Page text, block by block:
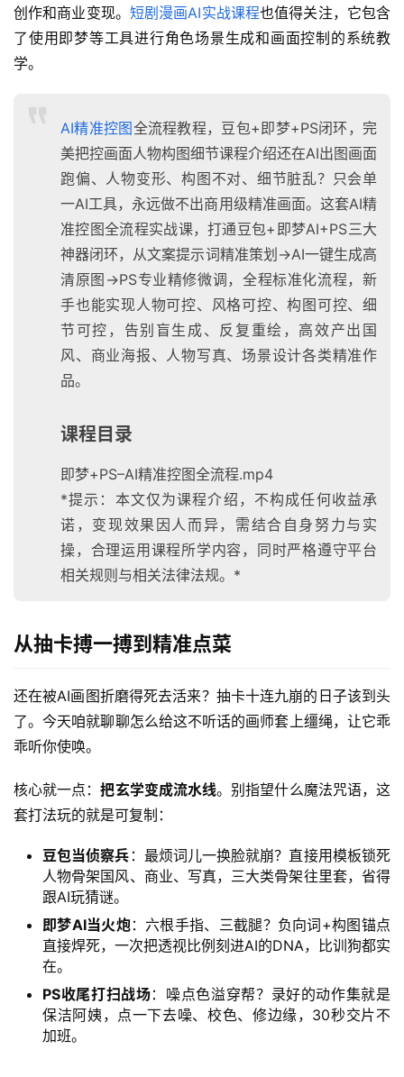
页
创作和商业变现。 短剧漫画AI实战课程也值得关注，它包含
了使用即梦等工具进行角色场景生成和画面控制的系统教
学。
AI精准控图全流程教程，豆包+即梦+PS闭环，完
美把控画面人物构图细节课程介绍还在AI出图画面
跑偏、人物变形、构图不对、细节脏乱？只会单
一AI工具，永远做不出商用级精准画面。这套AI精
准控图全流程实战课，打通豆包+即梦AI+PS三大
神器闭环，从文案提示词精准策划→AI一键生成高
清原图→PS专业精修微调，全程标准化流程，新
手也能实现人物可控、风格可控、构图可控、细
节可控，告别盲生成、反复重绘，高效产出国
风、商业海报、人物写真、场景设计各类精准作
品。
课程目录
即梦+PS–AI精准控图全流程.mp4
*提示：本文仅为课程介绍，不构成任何收益承
诺，变现效果因人而异，需结合自身努力与实
操，合理运用课程所学内容，同时严格遵守平台
相关规则与相关法律法规。*
从抽卡搏一搏到精准点菜
还在被AI画图折磨得死去活来？抽卡十连九崩的日子该到头
了。今天咱就聊聊怎么给这不听话的画师套上缰绳，让它乖
乖听你使唤。
核心就一点：把玄学变成流水线。别指望什么魔法咒语，这
套打法玩的就是可复制：
豆包当侦察兵 ：最烦词儿一换脸就崩？直接用模板锁死
人物骨架国风、商业、写真，三大类骨架往里套，省得
跟AI玩猜谜。
即梦AI当火炮：六根手指、三截腿？负向词+构图锚点
直接焊死，一次把透视比例刻进AI的DNA，比训狗都实
在。
PS收尾打扫战场：噪点色溢穿帮？录好的动作集就是
保洁阿姨，点一下去噪、校色、修边缘，30秒交片不
加班。